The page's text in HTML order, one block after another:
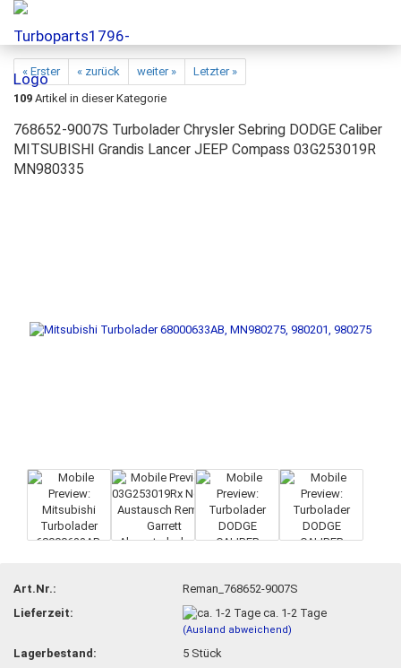
« Erster « zurück weiter »
Letzter »
109 Artikel in dieser Kategorie
768652-9007S Turbolader Chrysler Sebring DODGE Caliber
MITSUBISHI Grandis Lancer JEEP Compass 03G253019R
MN980335
Art.Nr.:
Reman_768652-9007S
Lieferzeit:
ca. 1-2 Tage
(Ausland abweichend)
Lagerbestand: 5 Stück